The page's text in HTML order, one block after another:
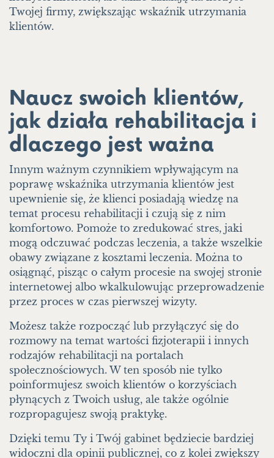
Twojej firmy, zwiększając wskaźnik utrzymania
klientów.
Naucz swoich klientów,
jak działa rehabilitacja i
dlaczego jest ważna
Innym ważnym czynnikiem wpływającym na
poprawę wskaźnika utrzymania klientów jest
upewnienie się, że klienci posiadają wiedzę na
temat procesu rehabilitacji i czują się z nim
komfortowo. Pomoże to zredukować stres, jaki
mogą odczuwać podczas leczenia, a także wszelkie
obawy związane z kosztami leczenia. Można to
osiągnąć, pisząc o całym procesie na swojej stronie
internetowej albo wkalkulowując przeprowadzenie
przez proces w czas pierwszej wizyty.
Możesz także rozpocząć lub przyłączyć się do
rozmowy na temat wartości fizjoterapii i innych
rodzajów rehabilitacji na portalach
społecznościowych. W ten sposób nie tylko
poinformujesz swoich klientów o korzyściach
płynących z Twoich usług, ale także ogólnie
rozpropagujesz swoją praktykę.
Dzięki temu Ty i Twój gabinet będziecie bardziej
widoczni dla opinii publicznej, co z kolei zwiększy